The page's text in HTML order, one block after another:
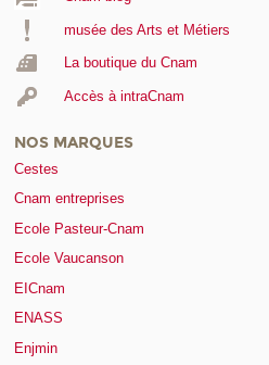
musée des Arts et Métiers
La boutique du Cnam
Accès à intraCnam
NOS MARQUES
Cestes
Cnam entreprises
Ecole Pasteur-Cnam
Ecole Vaucanson
EICnam
ENASS
Enjmin